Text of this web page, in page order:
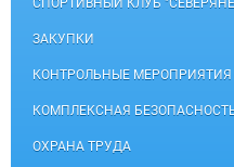
ЗАКУПКИ
КОНТРОЛЬНЫЕ МЕРОПРИЯТИЯ
КОМПЛЕКСНАЯ
ОХРАНА ТРУДА